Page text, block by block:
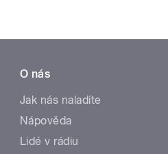
O nás
Jak nás naladíte
Nápověda
Lidé v rádiu